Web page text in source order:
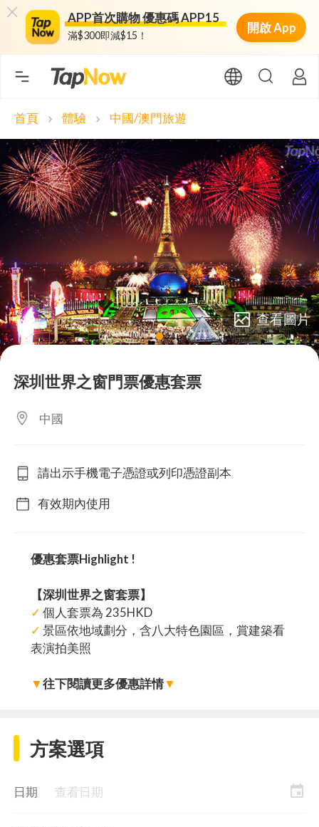
APP首次購物 優惠碼 APP15
滿$300即減$15！
開啟 App
首頁 chevron_right 體驗 chevron_right 中國/澳門旅遊
lens
查看圖片
深圳世界之窗門票優惠套票
中國
請出示手機電子憑證或列印憑證副本
有效期內使用
優惠套票Highlight !
【深圳世界之窗套票】
✓ 個人套票為 235HKD
✓ 景區依地域劃分，含八大特色園區，賞建築看
表演拍美照
▼往下閱讀更多優惠詳情▼
方案選項
日期 查看日期 event